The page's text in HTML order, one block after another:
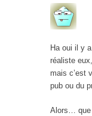
Ha oui il y
réaliste
mais c’est
pub ou du
Alors… que